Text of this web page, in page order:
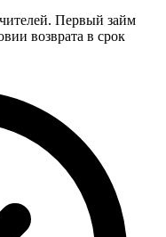
Первый займ
возврата в срок